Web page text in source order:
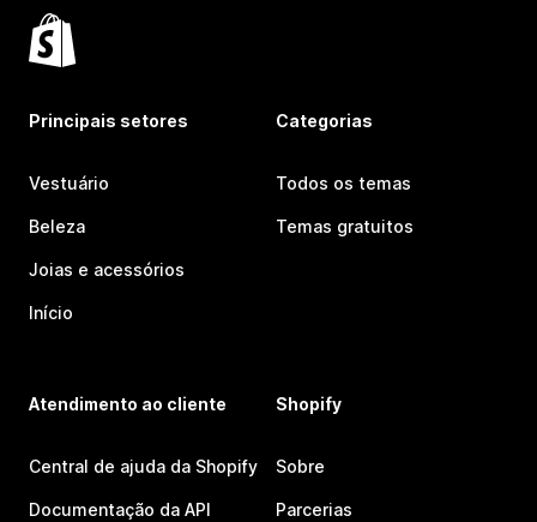
Principais setores
Vestuário
Beleza
Joias e acessórios
Início
Categorias
Todos os temas
Temas gratuitos
Atendimento ao cliente
Central de ajuda da Shopify
Documentação da API
Shopify
Sobre
Parcerias